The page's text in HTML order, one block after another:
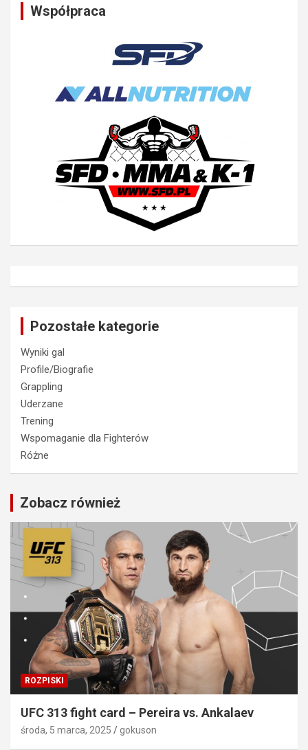
Współpraca
Pozostałe kategorie
Wyniki gal
Profile/Biografie
Grappling
Uderzane
Trening
Wspomaganie dla Fighterów
Różne
Zobacz również
ROZPISKI
UFC 313 fight card – Pereira vs. Ankalaev
środa, 5 marca, 2025 gokuson